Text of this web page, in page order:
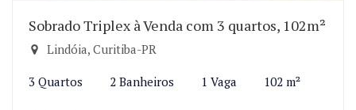
Sobrado Triplex à Venda com 3 quartos, 102m²
Lindóia, Curitiba-PR
3 Quartos 2 Banheiros 1 Vaga 102 m²